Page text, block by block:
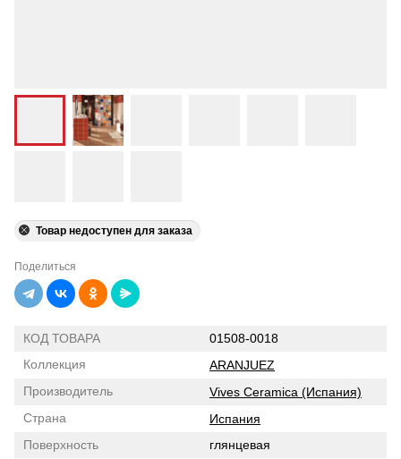
Товар недоступен для заказа
Поделиться
КОД ТОВАРА
01508-0018
Коллекция
ARANJUEZ
Производитель
Vives Ceramica (Испания)
Страна
Испания
Поверхность
глянцевая